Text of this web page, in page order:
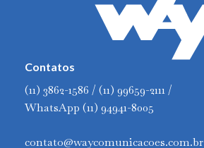
Contatos
(11) 3862-1586 / (11) 99659-2111 /
WhatsApp (11) 94941-8005
contato@waycomunicacoes.com.br